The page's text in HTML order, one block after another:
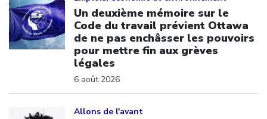
Un deuxième mémoire sur le
Code du travail prévient Ottawa
de ne pas enchâsser les pouvoirs
pour mettre fin aux grèves
légales
6 août 2026
Allons de l'avant